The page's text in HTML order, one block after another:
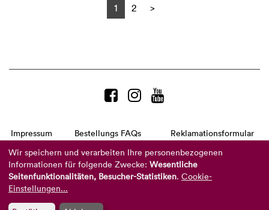
1 2 >Next
Impressum Bestellungs FAQs
Reklamationsformular
AGB
Datenschutzerklärung
Barrierefreiheitserklärung
Telefon:+49 8104 8873-310
(Mo-Do: 9-16 Uhr und Fr: 9-14 Uhr)
Wir speichern und verarbeiten Ihre personenbezogenen
Informationen für folgende Zwecke: Wesentliche
Seitenfunktionalitäten, Besucher-Statistiken. Cookie-
Einstellungen...